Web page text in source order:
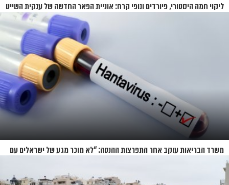
ליקוי חמה היסטורי, פיורדים ונופי קרח: אוניית הפאר החדשה של ענקית השייט
משרד הבריאות עוקב אחר התפרצות ההנטה: “לא מוכר מגע של ישראלים עם